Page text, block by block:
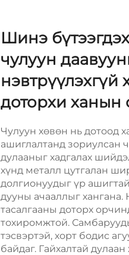
Шинэ
чулуун
доторхи ханын
Чулуун хөвөн нь дотоод
ашиглалтанд зориулсан
дулааныг хадгалах
хүнд металл цутгалан
долгионуудыг үр
дууны ачааллыг
тасалгааны доторх
тохиромжтой.
тэсвэртэй, хорт бодис
байдаг. Гайхалтай